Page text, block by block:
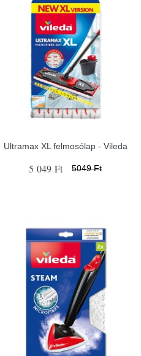
Ultramax XL felmosólap - Vileda
5 049 Ft 5049 Ft